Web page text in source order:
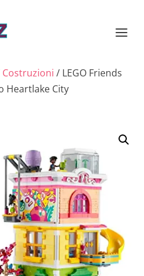
Costruzioni / LEGO Friends
Heartlake City